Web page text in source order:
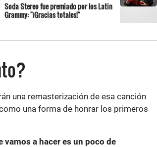
Soda Stereo fue premiado por los Latin
Grammy: "¡Gracias totales!"
una remasterización de esa canción
una forma de honrar los primeros
vamos a hacer es un poco de